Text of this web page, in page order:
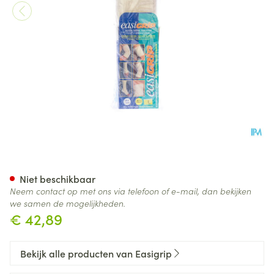
€ 42,89
Niet beschikbaar
Neem contact op met ons via telefoon of e-mail, dan bekijken
we samen de mogelijkheden.
Bekijk alle producten van Easigrip